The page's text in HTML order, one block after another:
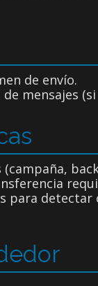
de envío.
mensajes
para